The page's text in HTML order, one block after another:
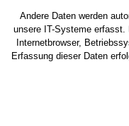
Andere Daten werden
unsere IT-Systeme
Internetbrowser,
Erfassung dieser Daten